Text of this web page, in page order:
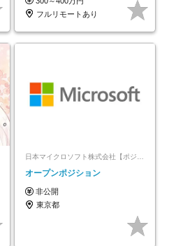
フルリモートあり
オープンポジション
非公開
東京都